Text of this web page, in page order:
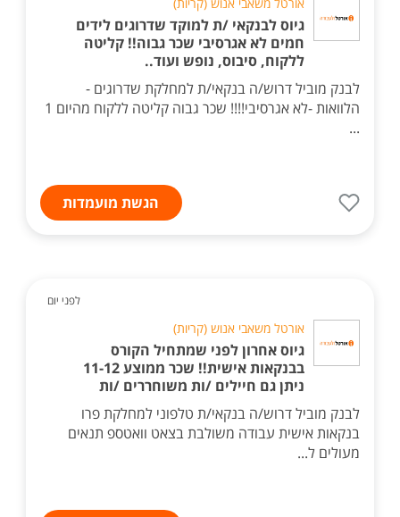
גיוס לבנקאי /ת למוקד שדרוגים לידים
חמים לא אגרסיבי שכר גבוה!! קליטה
ללקוח, סיבוס, נופש ועוד..
לבנק מוביל דרוש/ה בנקאי/ת למחלקת שדרוגים -
הלוואות -לא אגרסיבי!!!! שכר גבוה קליטה ללקוח מהיום 1
...
הגשת מועמדות
לפני יום
אורטל משאבי אנוש (קריות)
גיוס אחרון לפני שמתחיל הקורס
בבנקאות אישית!! שכר ממוצע 11-12
ניתן גם חיילים /ות משוחררים /ות
לבנק מוביל דרוש/ה בנקאי/ת טלפוני למחלקת פרו
בנקאות אישית עבודה משולבת בצאט וואטספ תנאים
מעולים ל...